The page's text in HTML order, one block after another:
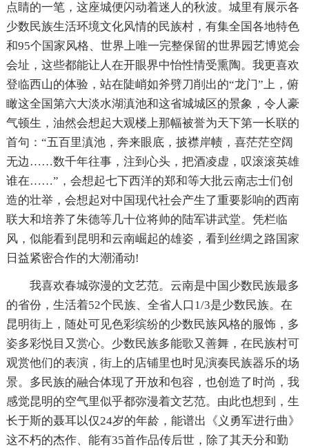
点睛的一笔，这座城便闪动着迷人的秋波。城里有展示各
少数民族生活环境文化风情的民族村，有集全国各地特色
和95个国家风格、世界上唯一完整保留的世界园艺博览会
会址，这些都能让人在开眼界中怡性情受熏陶。我更喜欢
登临西山的体验，站在陡峭如斧劈刀削出的“龙门”上，俯
瞰这全国第六大淡水湖滇池和这省城城区的景象，令人豪
气顿生，油然会想起大观楼上那幅被誉为天下第一长联的
首句：“五百里滇池，奔来眼底，披襟岸帻，喜茫茫空阔
无边……数千年往事，注到心头，把酒凌虚，叹滚滚英雄
谁在……”，会想起七下西洋的郑和等大批云南志士们创
造的壮举，会想起对中国现代社会产生了重要影响的西南
联大和培养了朱德等几十位将帅的陆军讲武堂。凭栏临
风，似能看到昆明和云南崛起的雄姿，看到丝绸之路国家
日益紧密合作的大潮涌动!
我喜欢春城弥漫的文艺范。云南是中国少数民族最多
的省份，生活着52个民族、全省人口1/3是少数民族。在
昆明街上，随处可见色彩缤纷的少数民族风格的服饰，多
姿多彩悦目又赏心。少数民族多能歌又善舞，在民族村可
观赏他们的表演，街上的店铺里也时见演奏民族器乐的场
景。多民族的融合体现了开放和包容，也创造了时尚，我
感觉昆明的空气里似乎都弥漫着文艺范。由此也想到，生
长于斯的聂耳以仅24岁的年龄，能谱出《义勇军进行曲》
这不朽的杰作、能有35首作品传后世，除了其天分和勤